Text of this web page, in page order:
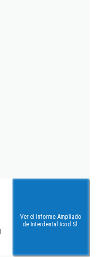
Ver el Informe Ampliado
de Interdental Icod Sl.